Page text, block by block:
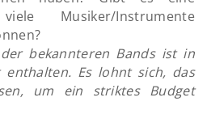
Musiker/Instrumente
bekannteren Bands ist in
enthalten. Es lohnt sich, das
um ein striktes Budget